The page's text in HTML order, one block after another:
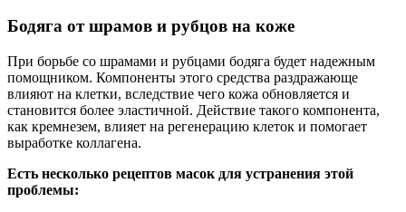
Бодяга от шрамов и рубцов на коже
При борьбе со шрамами и рубцами бодяга будет надежным
помощником. Компоненты этого средства раздражающе
влияют на клетки, вследствие чего кожа обновляется и
становится более эластичной. Действие такого компонента,
как кремнезем, влияет на регенерацию клеток и помогает
выработке коллагена.
Есть несколько рецептов масок для устранения этой
проблемы: